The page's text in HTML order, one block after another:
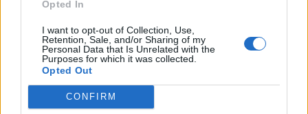
Opted In
I want to opt-out of Collection, Use,
Retention, Sale, and/or Sharing of my
Personal Data that Is Unrelated with the
Purposes for which it was collected.
Opted Out
CONFIRM